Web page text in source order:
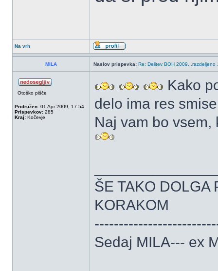
Na vrh
MILA Naslov prispevka: Re: Delitev BOH
Otoško pišče
Pridružen: 01 Apr 2009, 17:54
Prispevkov: 285
Kraj: Kočevje
Kako
delo ima res
Naj vam bo
ŠE TAKO DOLGA
KORAKOM
Sedaj MILA--- ex